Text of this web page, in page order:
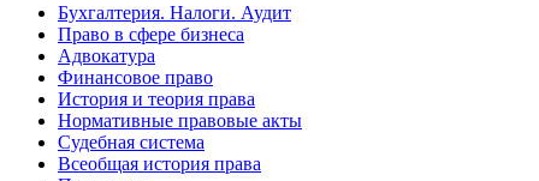
Бухгалтерия. Налоги. Аудит
Право в сфере бизнеса
Адвокатура
Финансовое право
История и теория права
Нормативные правовые акты
Судебная система
Всеобщая история права